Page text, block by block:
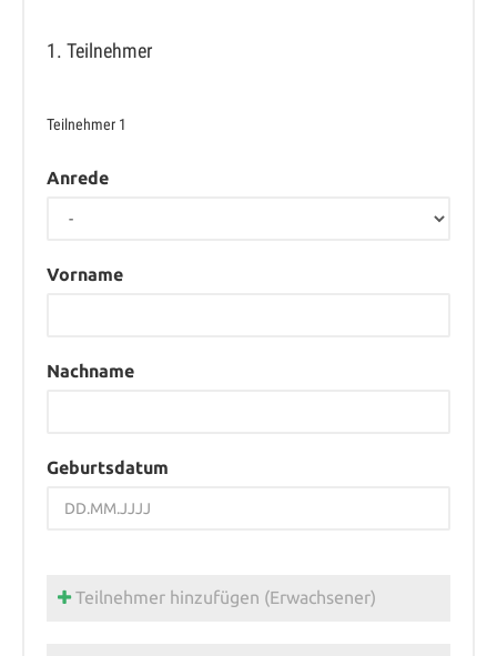
1. Teilnehmer
Teilnehmer 1
Anrede
Vorname
Nachname
Geburtsdatum
Teilnehmer hinzufügen (Erwachsener)